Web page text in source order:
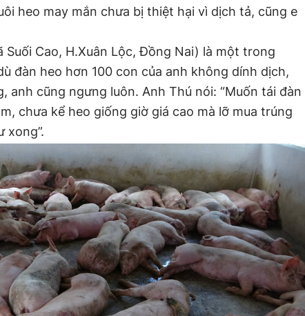
heo may mắn chưa bị thiệt hại vì dịch tả, cũng e
Suối Cao, H.Xuân Lộc, Đồng Nai) là một trong
đàn heo hơn 100 con của anh không dính dịch,
anh cũng ngưng luôn. Anh Thú nói: “Muốn tái đàn
chưa kể heo giống giờ giá cao mà lỡ mua trúng
xong”.